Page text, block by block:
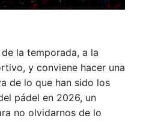
la temporada, a la
y conviene hacer una
de lo que han sido los
pádel en 2026, un
no olvidarnos de lo